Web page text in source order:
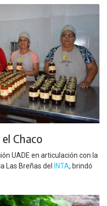
Chaco
UADE en articulación con la
Las Breñas del
INTA, brindó